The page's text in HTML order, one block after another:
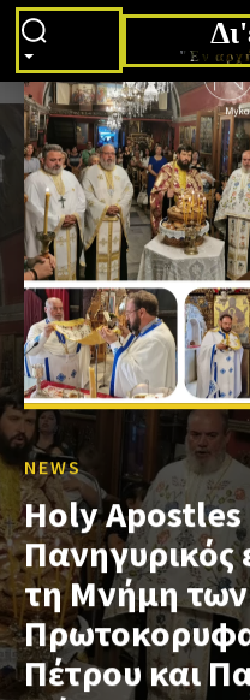
"Εν
NEWS
Holy
Πανηγυρικός
τη Μνήμη των
Πέτρου και